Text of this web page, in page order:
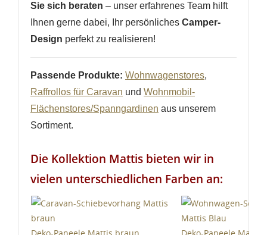
Sie sich beraten – unser erfahrenes Team hilft
Ihnen gerne dabei, Ihr persönliches Camper-
Design perfekt zu realisieren!
Passende Produkte: Wohnwagenstores,
Raffrollos für Caravan und Wohnmobil-
Flächenstores/Spanngardinen aus unserem
Sortiment.
Die Kollektion Mattis bieten wir in
vielen unterschiedlichen Farben an: